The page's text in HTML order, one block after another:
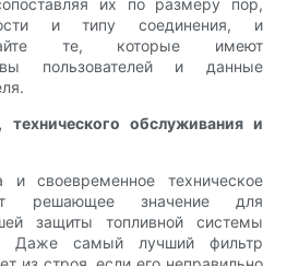
их по размеру пор,
и типу соединения, и
те, которые имеют
пользователей и данные
технического обслуживания и
и своевременное техническое
решающее значение для
защиты топливной системы
Даже самый лучший фильтр